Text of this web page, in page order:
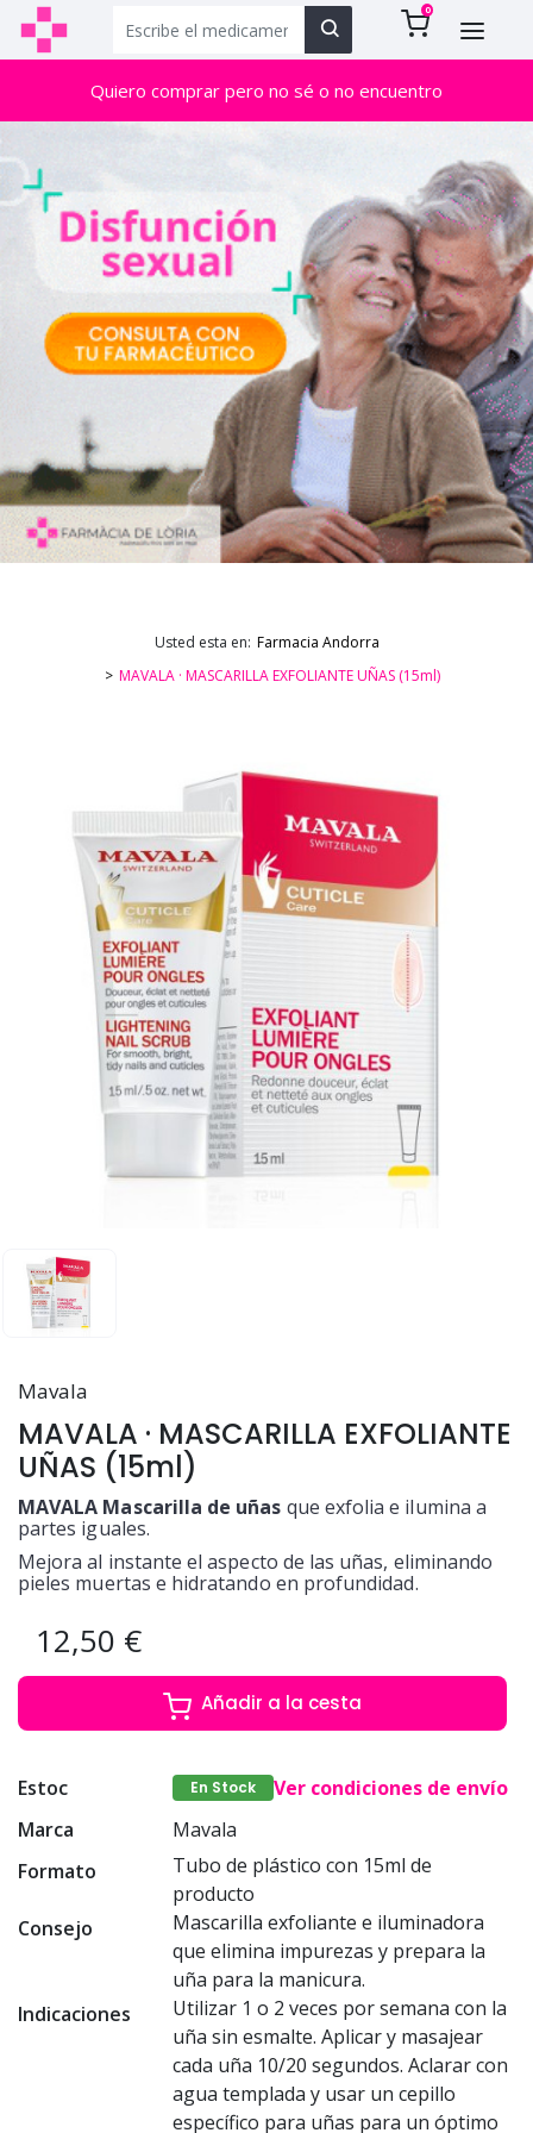
0
Quiero comprar pero no sé o no encuentro
Usted esta en: Farmacia Andorra
MAVALA · MASCARILLA EXFOLIANTE UÑAS (15ml)
Mavala
MAVALA · MASCARILLA EXFOLIANTE
UÑAS (15ml)
MAVALA Mascarilla de uñas que exfolia e ilumina a
partes iguales.
Mejora al instante el aspecto de las uñas, eliminando
pieles muertas e hidratando en profundidad.
12,50 €
Añadir a la cesta
Estoc En Stock
Ver condiciones de envío
Marca
Mavala
Formato
Tubo de plástico con 15ml de
producto
Consejo
Mascarilla exfoliante e iluminadora
que elimina impurezas y prepara la
uña para la manicura.
Indicaciones
Utilizar 1 o 2 veces por semana con la
uña sin esmalte. Aplicar y masajear
cada uña 10/20 segundos. Aclarar con
agua templada y usar un cepillo
específico para uñas para un óptimo